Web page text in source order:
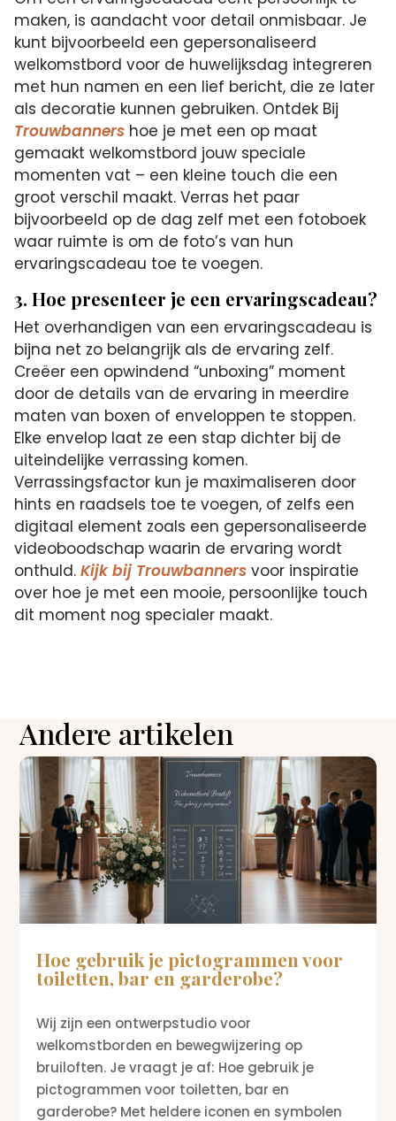
maken, is aandacht voor detail onmisbaar. Je
kunt bijvoorbeeld een gepersonaliseerd
welkomstbord voor de huwelijksdag integreren
met hun namen en een lief bericht, die ze later
als decoratie kunnen gebruiken. Ontdek Bij
Trouwbanners hoe je met een op maat
gemaakt welkomstbord jouw speciale
momenten vat – een kleine touch die een
groot verschil maakt. Verras het paar
bijvoorbeeld op de dag zelf met een fotoboek
waar ruimte is om de foto’s van hun
ervaringscadeau toe te voegen.
3. Hoe presenteer je een ervaringscadeau?
Het overhandigen van een ervaringscadeau is
bijna net zo belangrijk als de ervaring zelf.
Creëer een opwindend “unboxing” moment
door de details van de ervaring in meerdire
maten van boxen of enveloppen te stoppen.
Elke envelop laat ze een stap dichter bij de
uiteindelijke verrassing komen.
Verrassingsfactor kun je maximaliseren door
hints en raadsels toe te voegen, of zelfs een
digitaal element zoals een gepersonaliseerde
videoboodschap waarin de ervaring wordt
onthuld.Kijk bij Trouwbanners voor inspiratie
over hoe je met een mooie, persoonlijke touch
dit moment nog specialer maakt.
Andere artikelen
Hoe gebruik je pictogrammen voor
toiletten, bar en garderobe?
Wij zijn een ontwerpstudio voor
welkomstborden en bewegwijzering op
bruiloften. Je vraagt je af: Hoe gebruik je
pictogrammen voor toiletten, bar en
garderobe? Met heldere iconen en symbolen